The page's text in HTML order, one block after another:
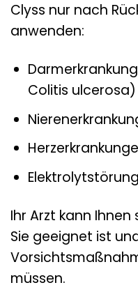
Clyss nur nach
anwenden:
Colitis ulcerosa)
Ihr Arzt kann Ihnen
Sie geeignet ist
müssen.